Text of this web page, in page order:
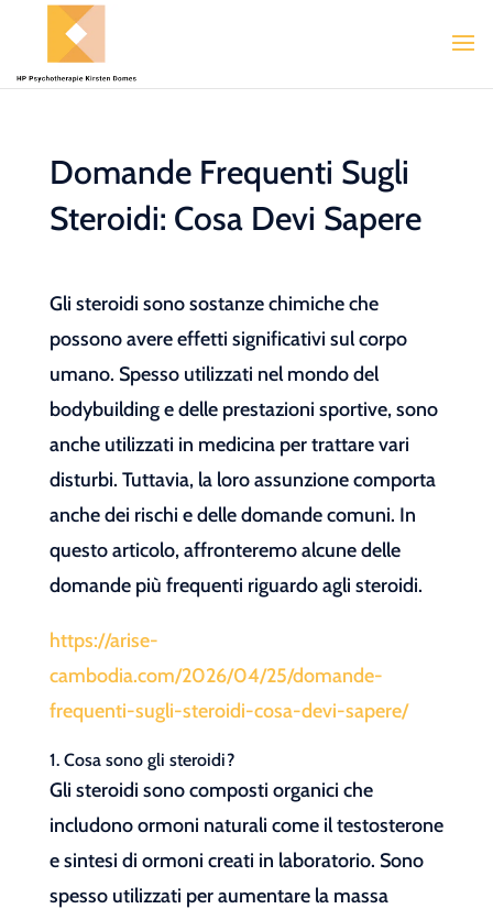
Domande Frequenti Sugli
Steroidi: Cosa Devi Sapere
Gli steroidi sono sostanze chimiche che
possono avere effetti significativi sul corpo
umano. Spesso utilizzati nel mondo del
bodybuilding e delle prestazioni sportive, sono
anche utilizzati in medicina per trattare vari
disturbi. Tuttavia, la loro assunzione comporta
anche dei rischi e delle domande comuni. In
questo articolo, affronteremo alcune delle
domande più frequenti riguardo agli steroidi.
https://arise-
cambodia.com/2026/04/25/domande-
frequenti-sugli-steroidi-cosa-devi-sapere/
1. Cosa sono gli steroidi?
Gli steroidi sono composti organici che
includono ormoni naturali come il testosterone
e sintesi di ormoni creati in laboratorio. Sono
spesso utilizzati per aumentare la massa